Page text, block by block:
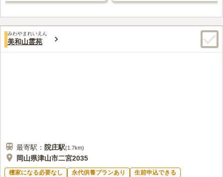
みわやまれいえん
美和山霊苑
最寄駅： 院庄駅(1.7km)
岡山県津山市二宮2035
檀家になる必要なし 永代供養プランあり 生前申込できる